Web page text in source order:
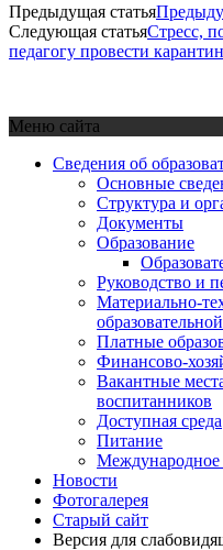
Предыдущая статья
Следующая статьяСтресс,
педагогу провести
Меню сайта
Сведения об
Основные
Структура и
Документы
Образование
Руководство и
Материально-
Платные
Финансово-
Вакантные
воспитанников
Доступная среда
Питание
Международное
Новости
Фотогалерея
Старый сайт
Версия для